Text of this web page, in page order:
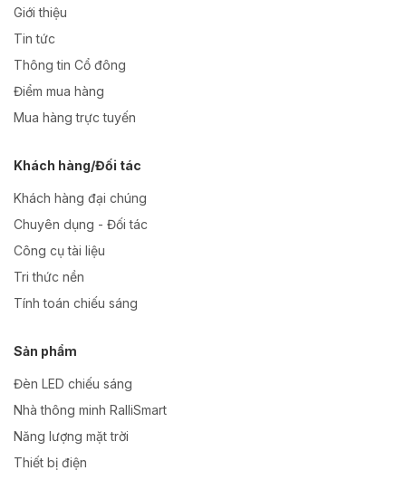
Giới thiệu
Tin tức
Thông tin Cổ đông
Điểm mua hàng
Mua hàng trực tuyến
Khách hàng/Đối tác
Khách hàng đại chúng
Chuyên dụng - Đối tác
Công cụ tài liệu
Tri thức nền
Tính toán chiếu sáng
Sản phẩm
Đèn LED chiếu sáng
Nhà thông minh RalliSmart
Năng lượng mặt trời
Thiết bị điện